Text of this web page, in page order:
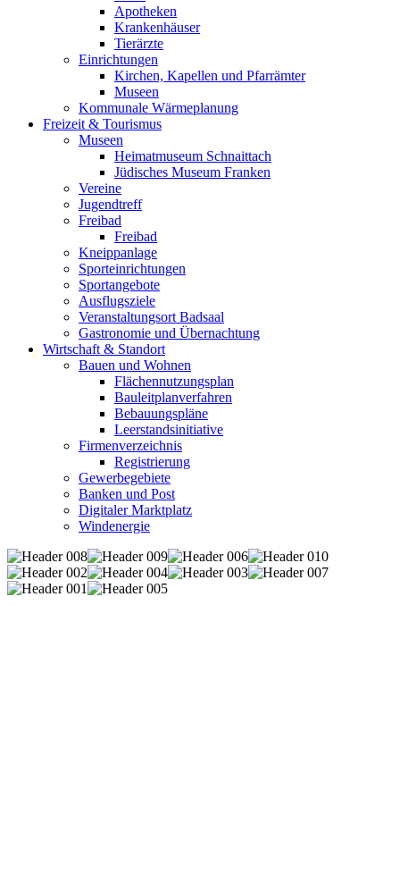
Apotheken
Krankenhäuser
Tierärzte
Einrichtungen
Kirchen, Kapellen und Pfarrämter
Museen
Kommunale Wärmeplanung
Freizeit & Tourismus
Museen
Heimatmuseum Schnaittach
Jüdisches Museum Franken
Vereine
Jugendtreff
Freibad
Freibad
Kneippanlage
Sporteinrichtungen
Sportangebote
Ausflugsziele
Veranstaltungsort Badsaal
Gastronomie und Übernachtung
Wirtschaft & Standort
Bauen und Wohnen
Flächennutzungsplan
Bauleitplanverfahren
Bebauungspläne
Leerstandsinitiative
Firmenverzeichnis
Registrierung
Gewerbegebiete
Banken und Post
Digitaler Marktplatz
Windenergie